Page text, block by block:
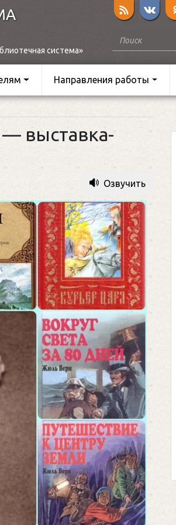
система»
Направления работы
выставка-
Озвучить